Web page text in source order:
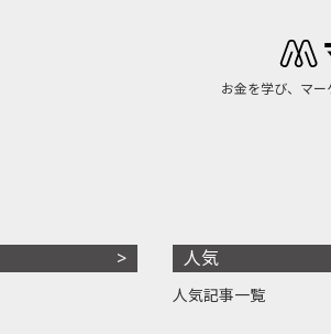
お金を学び、マ
人気
人気記事一覧